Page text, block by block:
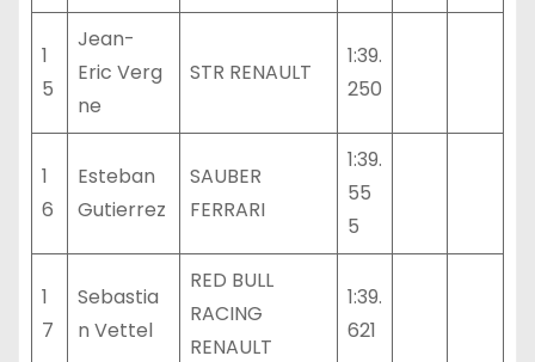
1
5
Jean-
Eric Verg
ne
STR RENAULT
1:39.
250
1
6
Esteban
Gutierrez
SAUBER
FERRARI
1:39.
55
5
1
7
Sebastia
n Vettel
RED BULL
RACING
RENAULT
1:39.
621